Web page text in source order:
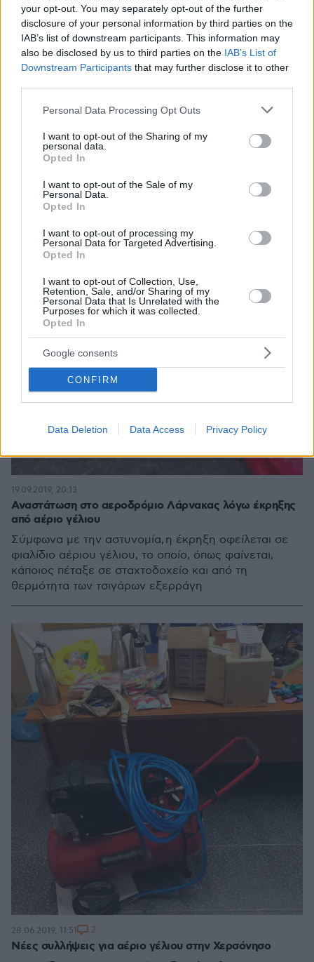
your opt-out. You may separately opt-out of the further
disclosure of your personal information by third parties on the
IAB’s list of downstream participants. This information may
also be disclosed by us to third parties on the IAB’s List of
Downstream Participants that may further disclose it to other
Please note that this website/app uses one or more Google
not limited to your visit or usage behaviour. You may click to
grant or deny consent to Google and its third-party tags to
use your data for below specified purposes in below Google
consent section.
Personal Data Processing Opt Outs
I want to opt-out of the Sharing of my
personal data.
Opted In
I want to opt-out of the Sale of my
Personal Data.
Opted In
I want to opt-out of processing my
Personal Data for Targeted Advertising.
Opted In
I want to opt-out of Collection, Use,
Retention, Sale, and/or Sharing of my
Personal Data that Is Unrelated with the
Purposes for which it was collected.
Opted In
Google consents
CONFIRM
Data Deletion Data Access Privacy Policy
γέλιου
Ο Γάλλος φορ της Άρσεναλ φαίνεται ότι δεν έβαλε
μυαλό από την προηγούμενη φορά
Αναστάτωση στο αεροδρόμιο Λάρνακας λόγω έκρηξης
από αέριο γέλιου
Σύμφωνα με την αστυνομία, η έκρηξη οφείλεται σε
φιαλίδιο αέριου γέλιου, το οποίο, όπως φαίνεται,
κάποιος πέταξε σε σταχτοδοχείο και από τη
θερμότητα των τσιγάρων εξερράγη
19.09.2019, 20:13
Νέες συλλήψεις για αέριο γέλιου στην Χερσόνησο
28.06.2019, 11:51 2